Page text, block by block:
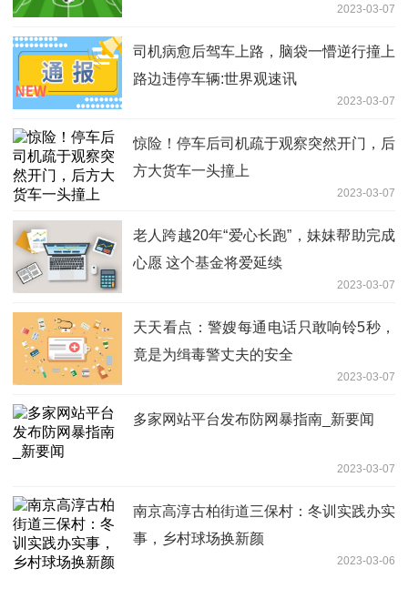
2023-03-07
司机病愈后驾车上路，脑袋一懵逆行撞上
路边违停车辆:世界观速讯
2023-03-07
惊险！停车后司机疏于观察突然开门，后
方大货车一头撞上
2023-03-07
老人跨越20年“爱心长跑”，妹妹帮助完成
心愿 这个基金将爱延续
2023-03-07
天天看点：警嫂每通电话只敢响铃5秒，
竟是为缉毒警丈夫的安全
2023-03-07
多家网站平台发布防网暴指南_新要闻
2023-03-07
南京高淳古柏街道三保村：冬训实践办实
事，乡村球场换新颜
2023-03-06